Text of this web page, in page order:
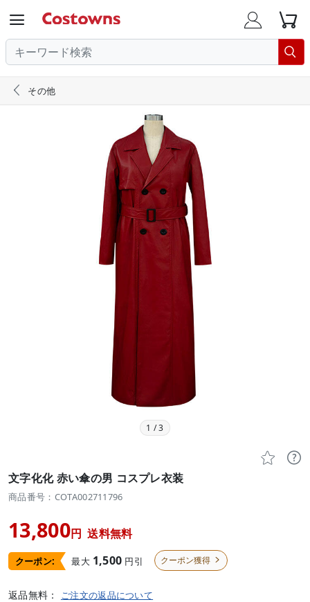
  

 その他
1 /3
 
文字化化 赤い傘の男 コスプレ衣装
商品番号：COTA002711796
13,800円 送料無料
クーポン: 最大 1,500 円引 クーポン獲得 
返品無料： ご注文の返品について